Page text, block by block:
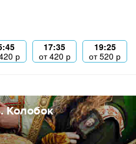
р
17:35
от420 р
19:25
от520 р
Колобок